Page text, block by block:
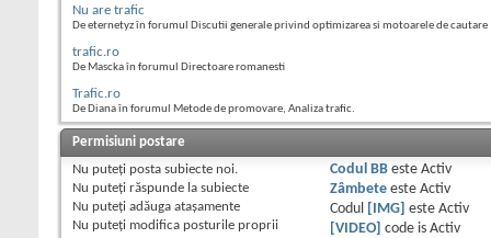
Nu are trafic
De eternetyz în forumul Discutii generale privind optimizarea si motoarele de cautare
trafic.ro
De Mascka în forumul Directoare romanesti
Trafic.ro
De Diana în forumul Metode de promovare, Analiza trafic.
Permisiuni postare
Nu puteţi posta subiecte noi.
Nu puteţi răspunde la subiecte
Nu puteţi adăuga ataşamente
Nu puteţi modifica posturile proprii
Codul BBeste Activ
Zâmbeteeste Activ
Codul
[IMG] este Activ
[VIDEO]
code is Activ